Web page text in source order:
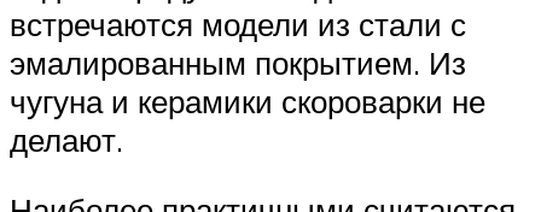
встречаются модели из стали с
эмалированным покрытием. Из
чугуна и керамики скороварки не
делают.